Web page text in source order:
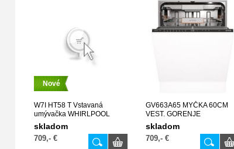
Nové
W7I HT58 T Vstavaná
umývačka WHIRLPOOL
skladom
709,- €
GV663A65 MYČKA 60CM
VEST. GORENJE
skladom
709,- €